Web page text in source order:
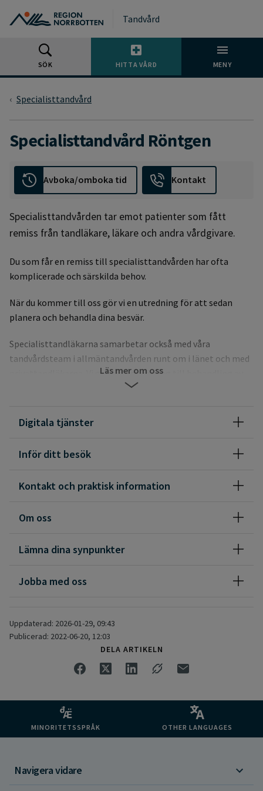
Tandvård
SÖK HITTA VÅRD MENY
Specialisttandvård
Specialisttandvård Röntgen
Avboka/omboka tid Kontakt
Specialisttandvården tar emot patienter som fått
remiss från tandläkare, läkare och andra vårdgivare.
Du som får en remiss till specialisttandvården har ofta
komplicerade och särskilda behov.
När du kommer till oss gör vi en utredning för att sedan
planera och behandla dina besvär.
Specialisttandläkarna samarbetar också med våra
tandvårdsteam i allmäntandvården runt om i länet och med
privattandläkarna. Vi ger råd och förslag till behandling av
enskilda patienter både genom att besöka vårdgivarna och
Läs mer om oss
Digitala tjänster
Inför ditt besök
Kontakt och praktisk information
Om oss
Lämna dina synpunkter
Jobba med oss
Uppdaterad: 2026-01-29, 09:43
Publicerad: 2022-06-20, 12:03
DELA ARTIKELN
MINORITETSSPRÅK OTHER LANGUAGES
Navigera vidare